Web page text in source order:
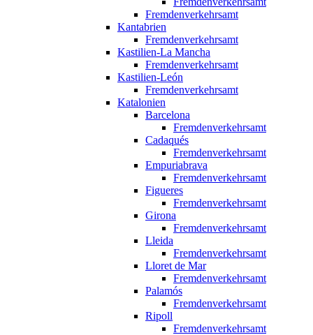
Fremdenverkehrsamt
Kantabrien
Fremdenverkehrsamt
Kastilien-La Mancha
Fremdenverkehrsamt
Kastilien-León
Fremdenverkehrsamt
Katalonien
Barcelona
Fremdenverkehrsamt
Cadaqués
Fremdenverkehrsamt
Empuriabrava
Fremdenverkehrsamt
Figueres
Fremdenverkehrsamt
Girona
Fremdenverkehrsamt
Lleida
Fremdenverkehrsamt
Lloret de Mar
Fremdenverkehrsamt
Palamós
Fremdenverkehrsamt
Ripoll
Fremdenverkehrsamt